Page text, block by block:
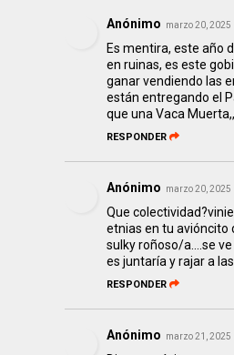
Anónimo marzo 20, 2025
Es mentira, este año
en ruinas, es este
ganar vendiendo las
están entregando el
que una Vaca
RESPONDER
Anónimo marzo 20, 2025
Que
etnias en tu avióncito
sulky roñoso/a....se
es juntaría y rajar a
RESPONDER
Anónimo marzo 21, 2025